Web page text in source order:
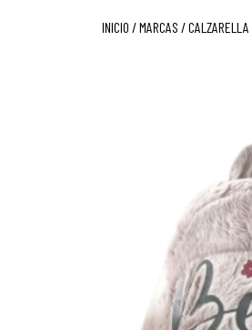
INICIO /MARCAS /CALZARELLA